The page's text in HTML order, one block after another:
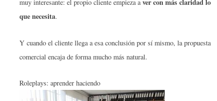
muy interesante: el propio cliente empieza aver con más claridad lo
que necesita.
Y cuando el cliente llega a esa conclusión por sí mismo, la propuesta
comercial encaja de forma mucho más natural.
Roleplays: aprender haciendo